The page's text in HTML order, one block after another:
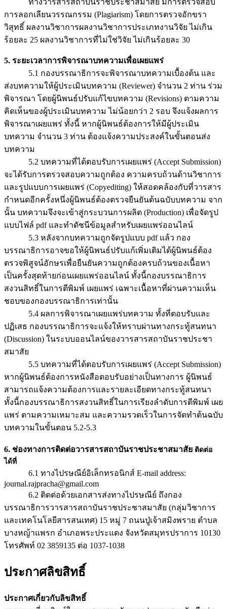
การลอกเลียนวรรณกรรม (Plagiarism) โดยการตรวจอักขรา
วิสุทธิ์ ผลงานวิชาการผลงานวิชาการประเภทงานวิจัย ไม่เกิน
ร้อยละ 25 ผลงานวิชาการที่ไม่ใช่วิจัย ไม่เกินร้อยละ 30
5. ระยะเวลาการพิจารณาบทความเพื่อเผยแพร่
5.1 กองบรรณาธิการจะพิจารณาบทความเบื้องต้น และ
ส่งบทความให้ผู้ประเมินบทความ (Reviewer) จำนวน 2 ท่าน ร่วม
พิจารณา โดยผู้นิพนธ์ปรับแก้ไขบทความ (Revisions) ตามความ
คิดเห็นของผู้ประเมินบทความ ไม่น้อยกว่า 2 รอบ จึงแจ้งผลการ
พิจารณาเผยแพร่ ทั้งนี้ หากผู้นิพนธ์ต้องการให้มีผู้ประเมิน
บทความ จำนวน 3 ท่าน ต้องแจ้งความประสงค์ในขั้นตอนส่ง
บทความ
5.2 บทความที่ได้ตอบรับการเผยแพร่ (Accept Submission)
จะได้รับการตรวจสอบความถูกต้อง ความครบถ้วนด้านวิชาการ
และรูปแบบการเผยแพร่ (Copyediting) ให้สอดคล้องกับที่วารสาร
กำหนดอีกครั้งหนึ่งผู้นิพนธ์ต้องตรวจยืนยันต้นฉบับบทความ จาก
นั้น บทความจึงจะเข้าสู่กระบวนการผลิต (Production) เพื่อจัดรูป
แบบไฟล์ pdf และทำดัชนีข้อมูลสำหรับเผยแพร่ออนไลน์
5.3 หลังจากบทความถูกจัดรูปแบบ pdf แล้ว กอง
บรรณาธิการอาจขอให้ผู้นิพนธ์ปรับแก้เพิ่มเติมได้ผู้นิพนธ์ต้อง
ตรวจพิสูจน์อักษรเพื่อยืนยันความถูกต้องครบถ้วนของเนื้อหา
เป็นครั้งสุดท้ายก่อนเผยแพร่ออนไลน์ ทั้งนี้กองบรรณาธิการ
สงวนสิทธิ์ในการตีพิมพ์ เผยแพร่ เฉพาะเนื้อหาที่ผ่านความเห็น
ชอบของกองบรรณาธิการเท่านั้น
5.4 ผลการพิจารณาเผยแพร่บทความ ทั้งที่ตอบรับและ
ปฏิเสธ กองบรรณาธิการจะแจ้งให้ทราบผ่านทางกระทู้สนทนา
(Discussion) ในระบบออนไลน์ของวารสารสถาบันราชประชา
สมาสัย
5.5 บทความที่ได้ตอบรับการเผยแพร่ (Accept Submission)
หากผู้นิพนธ์ต้องการหนังสือตอบรับอย่างเป็นทางการ ผู้นิพนธ์
สามารถแจ้งความต้องการและรายละเอียดทางกระทู้สนทนา
ทั้งนี้กองบรรณาธิการสงวนสิทธิ์ในการเรียงลำดับการตีพิมพ์ เผย
แพร่ ตามความเหมาะสม และความรวดเร็วในการจัดทำต้นฉบับ
บทความในขั้นตอน 5.2-5.3
6. ช่องทางการติดต่อวารสารสถาบันราชประชาสมาสัย ติดต่อ
ได้ที่
6.1 ทางไปรษณีย์อิเล็กทรอนิกส์ E-mail address:
journal.rajpracha@gmail.com
6.2 ติดต่อด้วยเอกสารส่งทางไปรษณีย์ ถึงกอง
บรรณาธิการวารสารสถาบันราชประชาสมาสัย (กลุ่มวิชาการ
และเทคโนโลยีสารสนเทศ) 15 หมู่ 7 ถนนปู่เจ้าสมิงพราย ตำบล
บางหญ้าแพรก อำเภอพระประแดง จังหวัดสมุทรปราการ 10130
โทรศัพท์ 02 3859135 ต่อ 1037-1038
ประกาศลิขสิทธิ์
ประกาศเกี่ยวกับลิขสิทธิ์